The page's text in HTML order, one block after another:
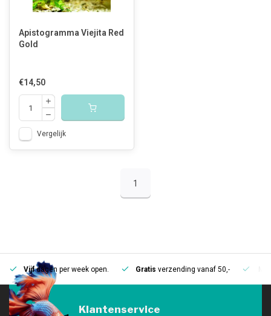
Apistogramma Viejita Red
Gold
€14,50
Vergelijk
1
Vijfdagen per week open. Gratis verzending vanaf 50,-
Klantenservice